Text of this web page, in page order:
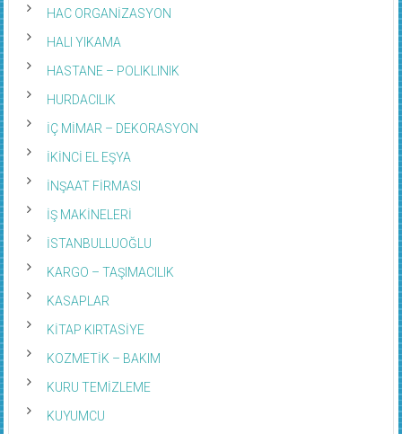
HAC ORGANİZASYON
HALI YIKAMA
HASTANE – POLIKLINIK
HURDACILIK
İÇ MİMAR – DEKORASYON
İKİNCİ EL EŞYA
İNŞAAT FİRMASI
İŞ MAKİNELERİ
İSTANBULLUOĞLU
KARGO – TAŞIMACILIK
KASAPLAR
KİTAP KIRTASİYE
KOZMETİK – BAKIM
KURU TEMİZLEME
KUYUMCU